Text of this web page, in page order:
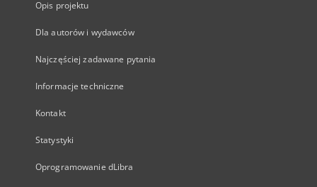
Opis projektu
Dla autorów i wydawców
Najczęściej zadawane pytania
Informacje techniczne
Kontakt
Statystyki
Oprogramowanie dLibra